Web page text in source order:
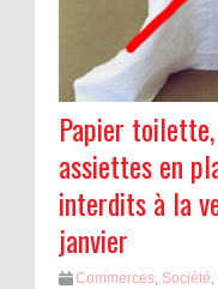
Papier
assiettes en
interdits à la
janvier
Commerces, Société,